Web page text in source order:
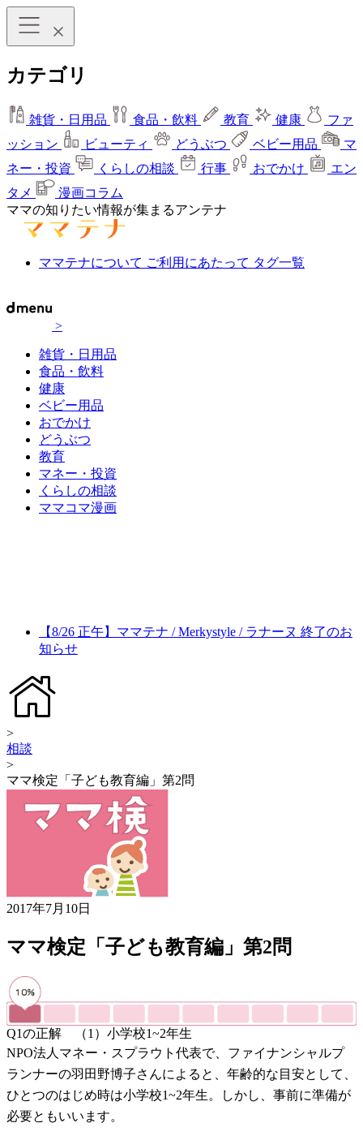
カテゴリ
雑貨・日用品 食品・飲料 教育 健康
ファ
ッション
ビューティ どうぶつ ベビー用品
マ
ネー・投資
くらしの相談 行事 おでかけ
エン
タメ
漫画コラム
ママの知りたい情報が集まるアンテナ
ママテナについて ご利用にあたって タグ一覧
>
雑貨・日用品
食品・飲料
健康
ベビー用品
おでかけ
どうぶつ
教育
マネー・投資
くらしの相談
ママコマ漫画
【8/26 正午】ママテナ / Merkystyle / ラナーヌ 終了のお
知らせ
>
相談
>
ママ検定「子ども教育編」第2問
2017年7月10日
ママ検定「子ども教育編」第2問
Q1の正解 （1）小学校1~2年生
NPO法人マネー・スプラウト代表で、ファイナンシャルプ
ランナーの羽田野博子さんによると、年齢的な目安として、
ひとつのはじめ時は小学校1~2年生。しかし、事前に準備が
必要ともいいます。